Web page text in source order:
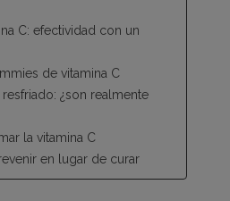
C: efectividad con un
de vitamina C
¿son realmente
la vitamina C
en lugar de curar